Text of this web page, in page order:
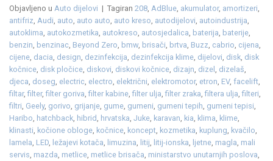
Objavljeno u Auto dijelovi | Tagiran 208 AdBlue akumulator, amortizeri
antifriz Audi auto auto auto auto kreso autodijelovi autoindustrija
autoklima autokozmetika autokreso autosjedalica baterija baterije
benzin benzinac Beyond Zero bmw brisači brtva Buzz cabrio cijena
cijene dacia design dezinfekcija dezinfekcija klime dijelovi disk disk
kočnice disk pločice diskovi diskovi kočnice dizajn dizel dizelaš
djeca doseg electric electro električni elektromotor, etron EV, facelift
filtar,filter,filter goriva ,filter kabine ,filter ulja ,filter zraka ,filtera ulja ,filteri
filtri Geely, gorivo grijanje gume gumeni gumeni tepih gumeni tepisi
Haribo hatchback hibrid hrvatska Juke karavan kia klima klime
klinasti kočione obloge kočnice koncept kozmetika kuplung kvačilo
lamela LED ležajevi kotača limuzina litij litij-ionska ljetne magla mali
servis mazda metlice metlice brisača ministarstvo unutarnjih poslova